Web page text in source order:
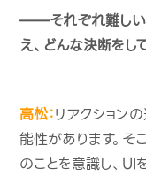
——それぞれ難しい
え、どんな決断をし
高松：リアクション
能性があります。そ
のことを意識し、UI